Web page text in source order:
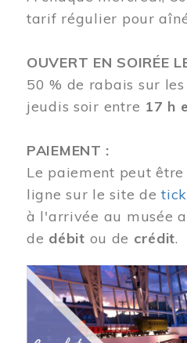
tarif régulier pour
OUVERT EN SOIRÉE
50 % de rabais sur
jeudis soir entre 17 h
PAIEMENT :
Le paiement peut
ligne sur le site de
à l'arrivée au musée
de débit ou de crédit.
Image